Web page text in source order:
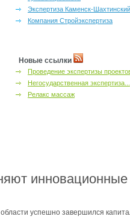
Экспертиза Каменск-Шахтинский
Компания Стройэкспертиза
Новые ссылки
Проведение экспертизы
Негосударственная экспертиза...
Релакс массаж
инновационные
успешно завершился